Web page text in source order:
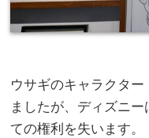
ウサギのキャラクタ
ましたが、ディズニ
ての権利を失います。